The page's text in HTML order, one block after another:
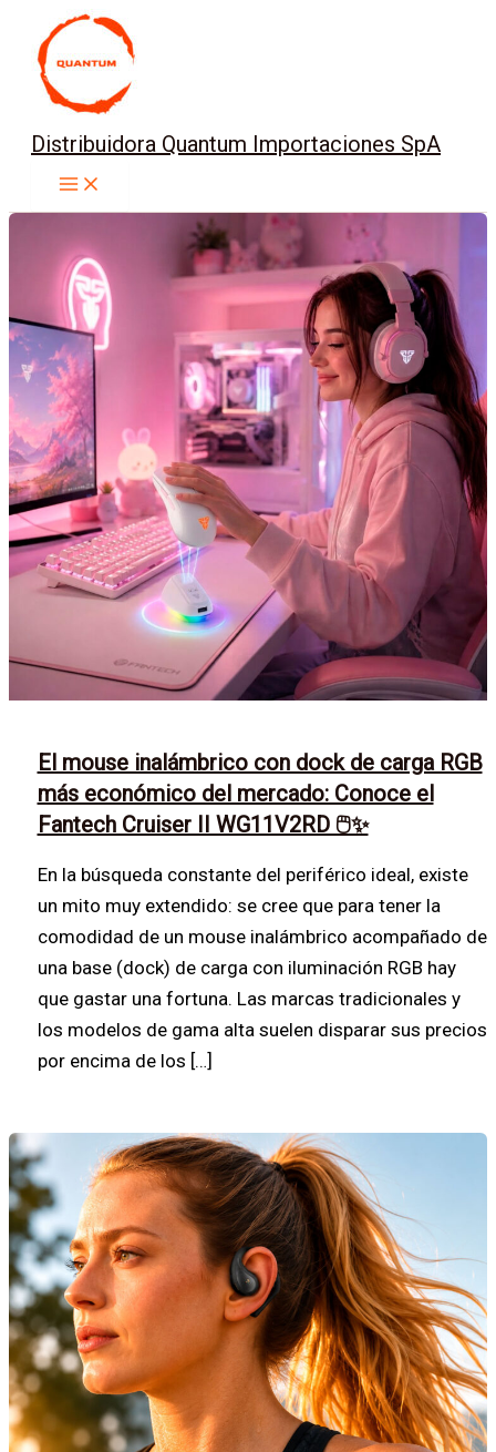
contenido
Distribuidora Quantum Importaciones SpA
El mouse inalámbrico con dock de carga RGB
más económico del mercado: Conoce el
Fantech Cruiser II WG11V2RD 🖱️✨
En la búsqueda constante del periférico ideal, existe
un mito muy extendido: se cree que para tener la
comodidad de un mouse inalámbrico acompañado de
una base (dock) de carga con iluminación RGB hay
que gastar una fortuna. Las marcas tradicionales y
los modelos de gama alta suelen disparar sus precios
por encima de los […]